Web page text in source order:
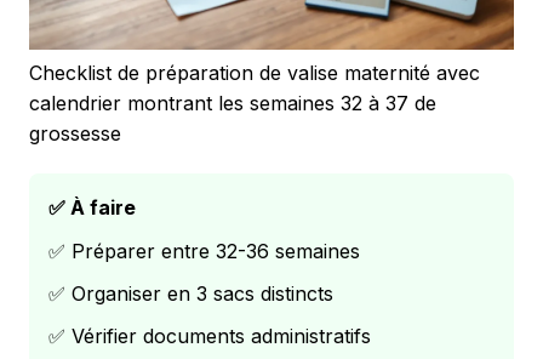
Checklist de préparation de valise maternité avec
calendrier montrant les semaines 32 à 37 de
grossesse
✅ À faire
✅ Préparer entre 32-36 semaines
✅ Organiser en 3 sacs distincts
✅ Vérifier documents administratifs